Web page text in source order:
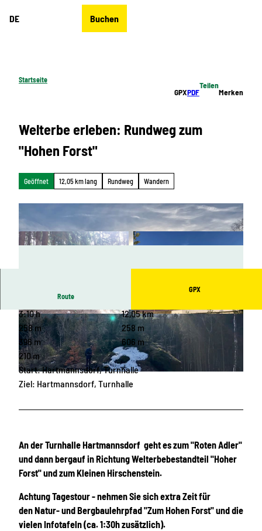
DE Buchen
Startseite
GPXPDF
Teilen
Merken
Welterbe erleben: Rundweg zum
"Hohen Forst"
Geöffnet 12,05 km lang Rundweg Wandern
© Christfried Nicolaus, Hartmannsdorf, Erlebni
sheimat Erzgebirge
© Christfried Nicolaus, Hartmannsdorf, Erlebni
sheimat Erzgebirge
Route
GPX
3:10 h
12,05 km
258 m
258 m
396 m
606 m
210 m
Start: Hartmannsdorf, Turnhalle
Ziel: Hartmannsdorf, Turnhalle
An der Turnhalle Hartmannsdorf geht es zum "Roten Adler"
und dann bergauf in Richtung Welterbebestandteil "Hoher
Forst" und zum Kleinen Hirschenstein.
Achtung Tagestour - nehmen Sie sich extra Zeit für
den Natur- und Bergbaulehrpfad "Zum Hohen Forst" und die
vielen Infotafeln (ca. 1:30h zusätzlich).